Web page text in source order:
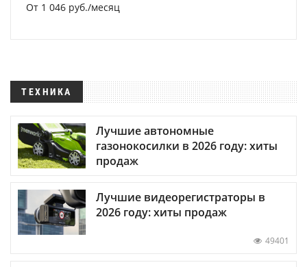
От 1 046 руб./месяц
ТЕХНИКА
Лучшие автономные
газонокосилки в 2026 году: хиты
продаж
Лучшие видеорегистраторы в
2026 году: хиты продаж
49401